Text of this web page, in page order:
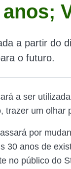
a partir do
o futuro.
a ser
trazer um olhar
por
30 anos de
no público do